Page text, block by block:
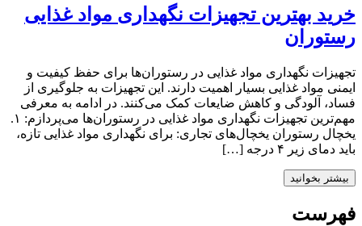
خرید بهترین تجهیزات نگهداری مواد غذایی
رستوران
تجهیزات نگهداری مواد غذایی در رستوران‌ها برای حفظ کیفیت و
ایمنی مواد غذایی بسیار اهمیت دارند. این تجهیزات به جلوگیری از
فساد، آلودگی و کاهش ضایعات کمک می‌کنند. در ادامه به معرفی
مهم‌ترین تجهیزات نگهداری مواد غذایی در رستوران‌ها می‌پردازم: ۱.
یخچال‌ رستوران یخچال‌های تجاری: برای نگهداری مواد غذایی تازه،
باید دمای زیر ۴ درجه […]
بیشتر بخوانید
فهرست